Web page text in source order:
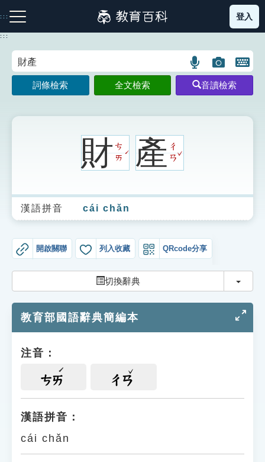
到
主
:::
注音索引圖示 筆畫索引圖示 部首索引表圖示
生字詞彙表
成語故事
索引選單
單字索引
遊戲專區
貓頭鷹博士
登入
:::
語
言
搜
圖
片
搜
開
鍵
圖
詞條檢索 全文檢索 音讀檢索
財ㄘ
ㄞ
ˊ 產ㄔ
ㄢ
ˇ
漢語拼音 cái chǎn
開啟關聯 列入收藏 QRcode分享
切換辭典 切換
教育部國語辭典簡編本
注音：
ㄘㄞ ㄔㄢ
漢語拼音：
cái chǎn